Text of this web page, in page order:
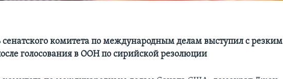
сенатского комитета по международным делам выступил с резким
голосования в ООН по сирийской резолюции